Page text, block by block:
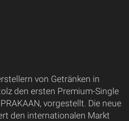
von Getränken in
den ersten Premium-Single
vorgestellt. Die neue
den internationalen Markt